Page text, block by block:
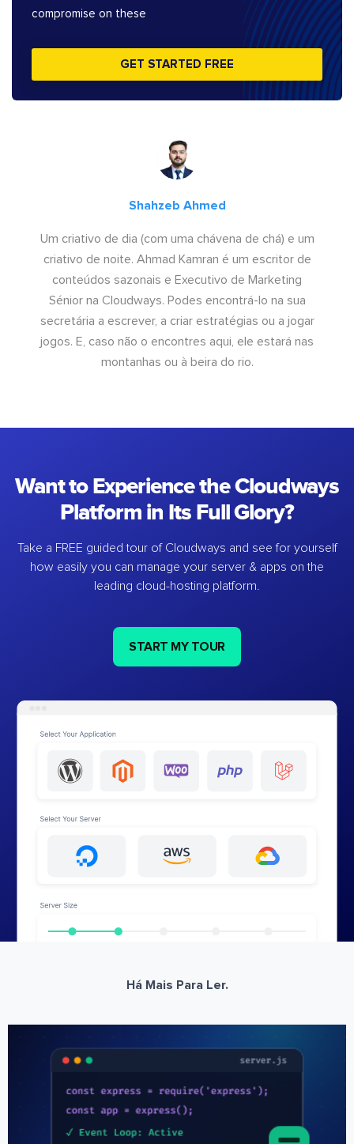
compromise on these
GET STARTED FREE
Shahzeb Ahmed
Um criativo de dia (com uma chávena de chá) e um
criativo de noite. Ahmad Kamran é um escritor de
conteúdos sazonais e Executivo de Marketing
Sénior na Cloudways. Podes encontrá-lo na sua
secretária a escrever, a criar estratégias ou a jogar
jogos. E, caso não o encontres aqui, ele estará nas
montanhas ou à beira do rio.
Want to Experience the Cloudways
Platform in Its Full Glory?
Take a FREE guided tour of Cloudways and see for yourself
how easily you can manage your server & apps on the
leading cloud-hosting platform.
START MY TOUR
Há Mais Para Ler.